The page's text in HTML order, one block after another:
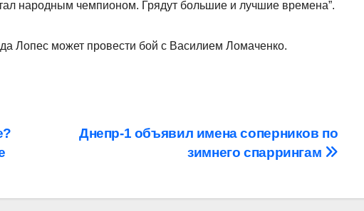
народным чемпионом. Грядут большие и лучшие времена”.
Лопес может провести бой с Василием Ломаченко.
Днепр-1 объявил имена соперников по
зимнего спаррингам